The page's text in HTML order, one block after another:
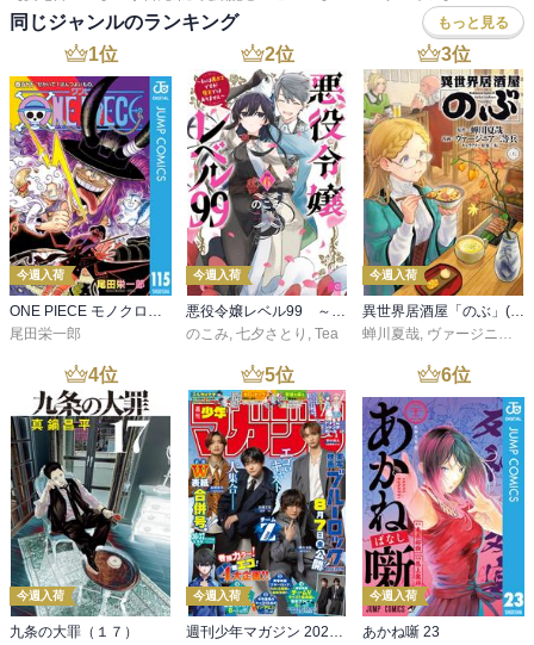
同じジャンルのランキング もっと見る
1位
今週入荷
ONE PIECE モノクロ版 115
尾田栄一郎
2位
今週入荷
悪役令嬢レベル99 ～私は裏ボスですが魔王ではありません～ その６
のこみ, 七夕さとり , Tea
3位
今週入荷
異世界居酒屋「のぶ」(22)
蝉川夏哉, ヴァージニア二等兵
4位
今週入荷
九条の大罪（１７）
5位
今週入荷
週刊少年マガジン 2026年36・37号[2026年8月5日発売]
6位
今週入荷
あかね噺 23